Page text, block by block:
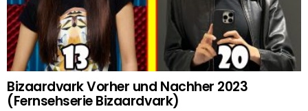
Bizaardvark Vorher und Nachher 2023
(Fernsehserie Bizaardvark)